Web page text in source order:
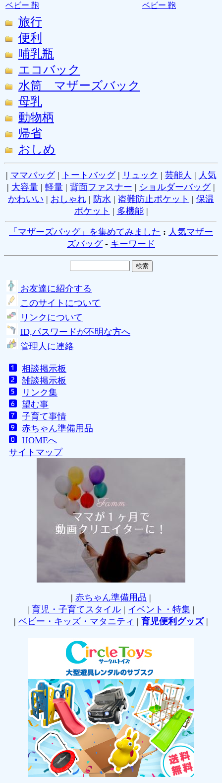
ベビー 鞄
ベビー 鞄
旅行
便利
哺乳瓶
エコバック
水筒 マザーズバック
母乳
動物柄
帰省
おしめ
| ママバッグ| トートバッグ| リュック | 芸能人 | 人気
| 大容量 | 軽量 | 背面ファスナー | ショルダーバッグ|
かわいい | おしゃれ | 防水 | 盗難防止ポケット | 保温
ポケット | 多機能|
「マザーズバッグ」を集めてみました : 人気マザー
ズバッグ- キーワード
お友達に紹介する
このサイトについて
リンクについて
ID,パスワードが不明な方へ
管理人に連絡
相談掲示板
雑談掲示板
リンク集
望む事
子育て事情
赤ちゃん準備用品
HOMEへ
サイトマップ
| 赤ちゃん準備用品 |
| 育児・子育てスタイル | イベント・特集 |
| ベビー・キッズ・マタニティ | 育児便利グッズ|